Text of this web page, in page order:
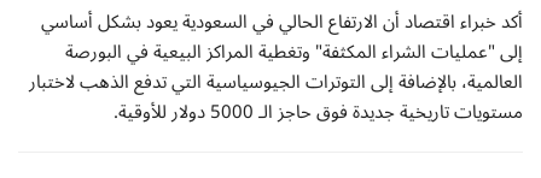
أكد خبراء اقتصاد أن الارتفاع الحالي في السعودية يعود بشكل أساسي
إلى "عمليات الشراء المكثفة" وتغطية المراكز البيعية في البورصة
العالمية، بالإضافة إلى التوترات الجيوسياسية التي تدفع الذهب لاختبار
مستويات تاريخية جديدة فوق حاجز الـ 5000 دولار للأوقية.